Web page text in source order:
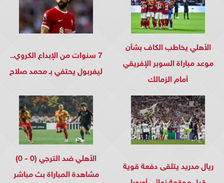
الأهلي يخاطب الكاف بشأن
موعد مباراة السوبر الإفريقي
أمام الزمالك
7 سنوات من الإبداع الكروي..
ليفربول يحتفي بـ محمد صلاح
ريال مدريد يتلقى دفعة قوية
الأهلي ضد الترجي (0 - 0)
مشاهدة المباراة بث مباشر